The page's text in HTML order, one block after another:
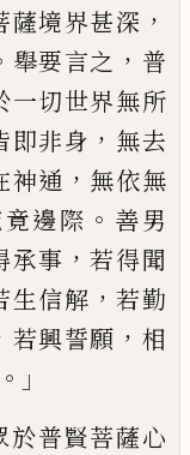
薩境界甚深 ，
舉要言之 ， 普
一切世界無所
即非身 ， 無去
神通 ， 無依無
邊際 。 善男
承事 ，若得聞
生信解 ，若勤
若興誓願 ， 相
。」
於普賢菩薩心